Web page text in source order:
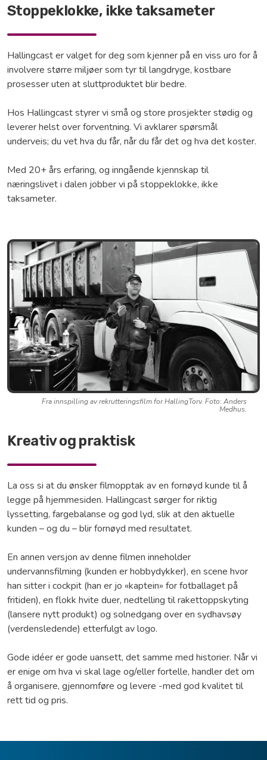
Stoppeklokke, ikke taksameter
Hallingcast er valget for deg som kjenner på en viss uro for å
involvere større miljøer som tyr til langdryge, kostbare
prosesser uten at sluttproduktet blir bedre.
Hos Hallingcast styrer vi små og store prosjekter stødig og
leverer helst over forventning. Vi avklarer spørsmål
underveis; du vet hva du får, når du får det og hva det koster.
Med 20+ års erfaring, og inngående kjennskap til
næringslivet i dalen jobber vi på stoppeklokke, ikke
taksameter.
Fra innspilling av rekrutteringsfilm for HallingTorv. Foto: Anders
Medhus.
Kreativ og praktisk
La oss si at du ønsker filmopptak av en fornøyd kunde til å
legge på hjemmesiden. Hallingcast sørger for riktig
lyssetting, fargebalanse og god lyd, slik at den aktuelle
kunden – og du – blir fornøyd med resultatet.
En annen versjon av denne filmen inneholder
undervannsfilming (kunden er hobbydykker), en scene hvor
han sitter i cockpit (han er jo «kaptein» for fotballaget på
fritiden), en flokk hvite duer, nedtelling til rakettoppskyting
(lansere nytt produkt) og solnedgang over en sydhavsøy
(verdensledende) etterfulgt av logo.
Gode idéer er gode uansett, det samme med historier. Når vi
er enige om hva vi skal lage og/eller fortelle, handler det om
å organisere, gjennomføre og levere -med god kvalitet til
rett tid og pris.